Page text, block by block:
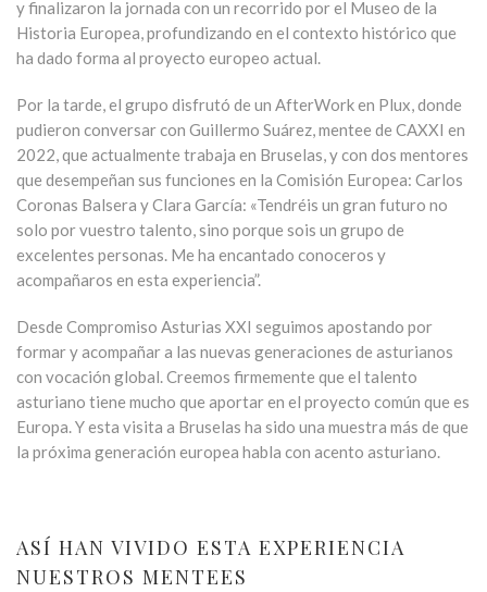
y finalizaron la jornada con un recorrido por el Museo de la
Historia Europea, profundizando en el contexto histórico que
ha dado forma al proyecto europeo actual.
Por la tarde, el grupo disfrutó de un AfterWork en Plux, donde
pudieron conversar con Guillermo Suárez, mentee de CAXXI en
2022, que actualmente trabaja en Bruselas, y con dos mentores
que desempeñan sus funciones en la Comisión Europea: Carlos
Coronas Balsera y Clara García: «Tendréis un gran futuro no
solo por vuestro talento, sino porque sois un grupo de
excelentes personas. Me ha encantado conoceros y
acompañaros en esta experiencia”.
Desde Compromiso Asturias XXI seguimos apostando por
formar y acompañar a las nuevas generaciones de asturianos
con vocación global. Creemos firmemente que el talento
asturiano tiene mucho que aportar en el proyecto común que es
Europa. Y esta visita a Bruselas ha sido una muestra más de que
la próxima generación europea habla con acento asturiano.
ASÍ HAN VIVIDO ESTA EXPERIENCIA
NUESTROS MENTEES